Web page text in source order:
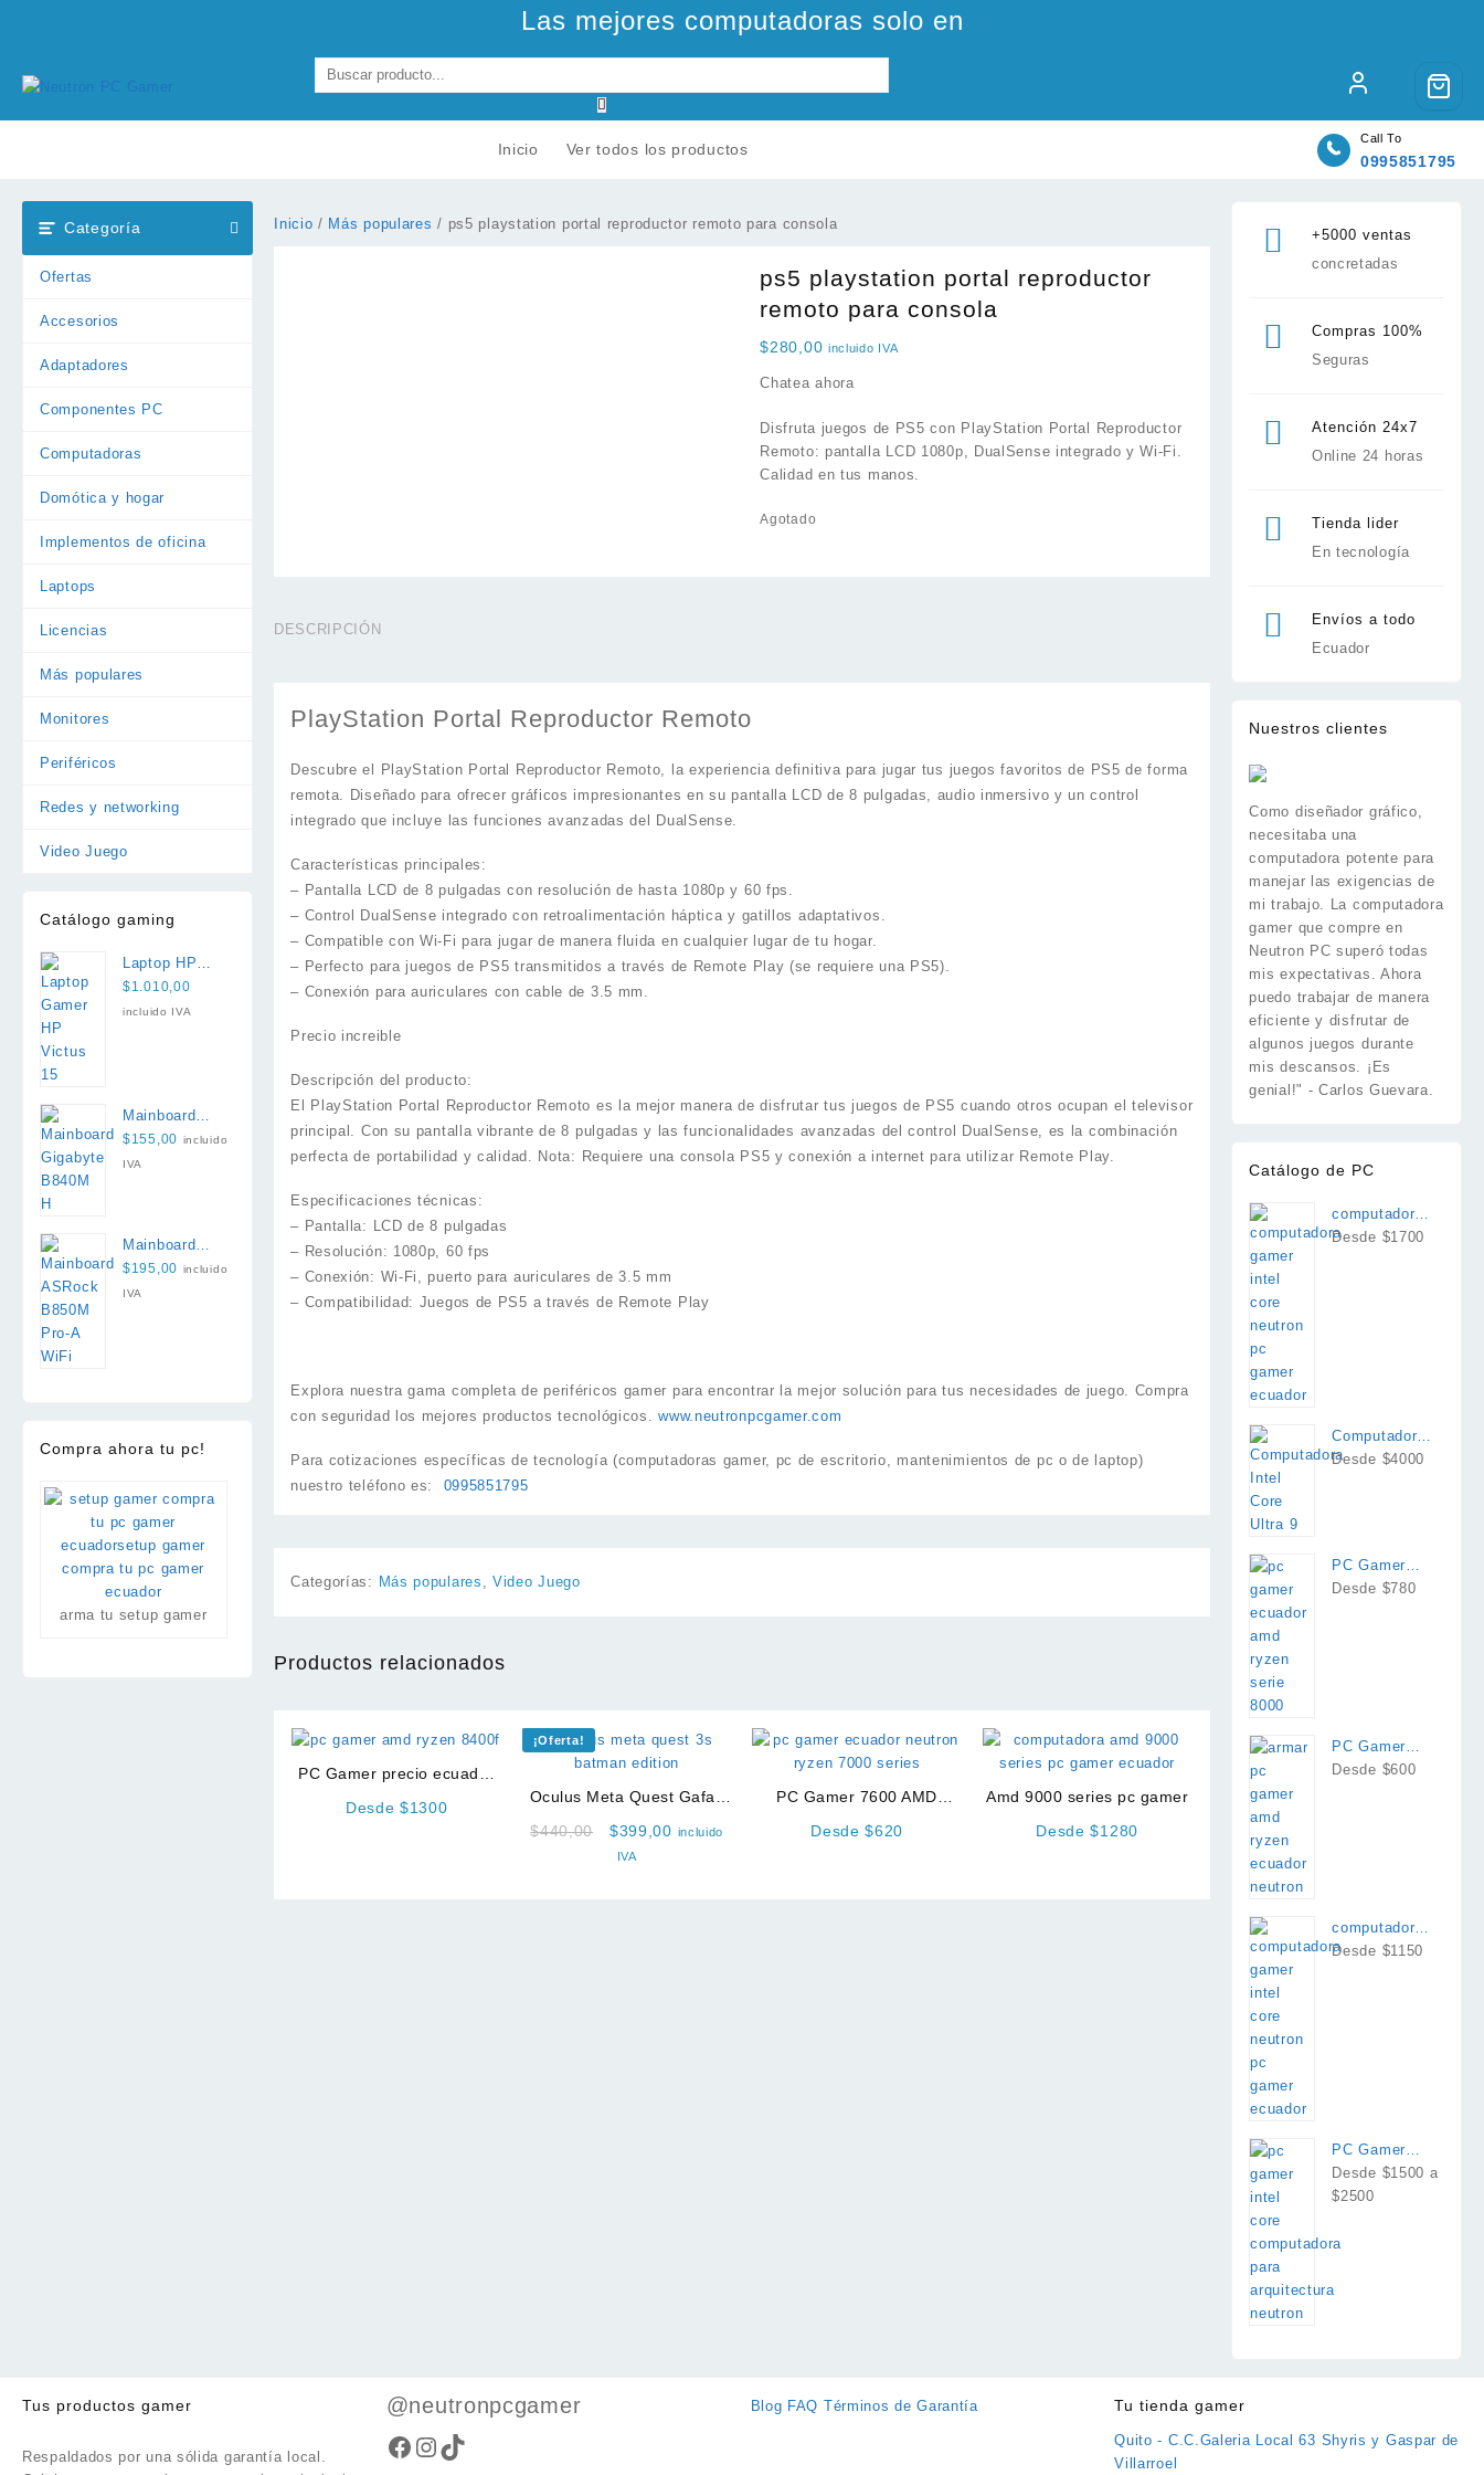
Las mejores computadoras solo en
Inicio Ver todos los productos
Call To
0995851795
Categoría
Ofertas
Accesorios
Adaptadores
Componentes PC
Computadoras
Domótica y hogar
Implementos de oficina
Laptops
Licencias
Más populares
Monitores
Periféricos
Redes y networking
Video Juego
Catálogo gaming
Laptop HP
Victus 15 i5
13420H 16GB
$1.010,00
incluido IVA
Mainboard
Gigabyte
B840M H
$155,00 incluido
IVA
Mainboard
ASRock
B850M Pro-A
$195,00 incluido
IVA
Compra ahora tu pc!
arma tu setup gamer
Inicio / Más populares / ps5 playstation portal reproductor remoto para consola
ps5 playstation portal reproductor
remoto para consola
$280,00 incluido IVA
Chatea ahora
Disfruta juegos de PS5 con PlayStation Portal Reproductor
Remoto: pantalla LCD 1080p, DualSense integrado y Wi-Fi.
Calidad en tus manos.
Agotado
DESCRIPCIÓN
PlayStation Portal Reproductor Remoto
Descubre el PlayStation Portal Reproductor Remoto, la experiencia definitiva para jugar tus juegos favoritos de PS5 de forma
remota. Diseñado para ofrecer gráficos impresionantes en su pantalla LCD de 8 pulgadas, audio inmersivo y un control
integrado que incluye las funciones avanzadas del DualSense.
Características principales:
– Pantalla LCD de 8 pulgadas con resolución de hasta 1080p y 60 fps.
– Control DualSense integrado con retroalimentación háptica y gatillos adaptativos.
– Compatible con Wi-Fi para jugar de manera fluida en cualquier lugar de tu hogar.
– Perfecto para juegos de PS5 transmitidos a través de Remote Play (se requiere una PS5).
– Conexión para auriculares con cable de 3.5 mm.
Precio increible
Descripción del producto:
El PlayStation Portal Reproductor Remoto es la mejor manera de disfrutar tus juegos de PS5 cuando otros ocupan el televisor
principal. Con su pantalla vibrante de 8 pulgadas y las funcionalidades avanzadas del control DualSense, es la combinación
perfecta de portabilidad y calidad. Nota: Requiere una consola PS5 y conexión a internet para utilizar Remote Play.
Especificaciones técnicas:
– Pantalla: LCD de 8 pulgadas
– Resolución: 1080p, 60 fps
– Conexión: Wi-Fi, puerto para auriculares de 3.5 mm
– Compatibilidad: Juegos de PS5 a través de Remote Play
Explora nuestra gama completa de periféricos gamer para encontrar la mejor solución para tus necesidades de juego. Compra
con seguridad los mejores productos tecnológicos.www.neutronpcgamer.com
Para cotizaciones específicas de tecnología (computadoras gamer, pc de escritorio, mantenimientos de pc o de laptop)
nuestro teléfono es: 0995851795
Categorías: Más populares ,Video Juego
Productos relacionados
PC Gamer precio ecuador
Desde $1300
¡Oferta!
Oculus Meta Quest Gafas
$440,00
Original
price
$399,00Current
incluido
IVA
PC Gamer 7600 AMD
Desde $620
Amd 9000 series pc gamer
Desde $1280
+5000 ventas
concretadas
Compras 100%
Seguras
Atención 24x7
Online 24 horas
Tienda lider
En tecnología
Envíos a todo
Ecuador
Nuestros clientes
Como diseñador gráfico,
necesitaba una
computadora potente para
manejar las exigencias de
mi trabajo. La computadora
gamer que compre en
Neutron PC superó todas
mis expectativas. Ahora
puedo trabajar de manera
eficiente y disfrutar de
algunos juegos durante
mis descansos. ¡Es
genial!" - Carlos Guevara.
Catálogo de PC
computadora
intel i7
Desde $1700
Computadora
Intel Core
Desde $4000
PC Gamer
AMD Ryzen
Desde $780
PC Gamer
AMD Ryzen
Desde $600
computadora
intel i7 rtx
Desde $1150
PC Gamer
Intel Core
Desde $1500 a
$2500
Tus productos gamer
Respaldados por una sólida garantía local.
@neutronpcgamer
Facebook
Instagram
TikTok
Blog FAQ Términos de Garantía Tu tienda gamer
Quito - C.C.Galeria Local 63 Shyris y Gaspar de
Villarroel